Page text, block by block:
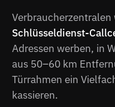
Schlüsseldienst-
Adressen werben, in
aus 50–60 km
Türrahmen ein
kassieren.